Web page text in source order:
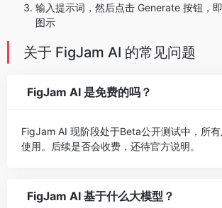
输入提示词，然后点击 Generate 按钮，
图示
关于 FigJam AI 的常见问题
FigJam AI 是免费的吗？
FigJam AI 现阶段处于Beta公开测试中，所
使用。后续是否会收费，还待官方说明。
FigJam AI 基于什么大模型？